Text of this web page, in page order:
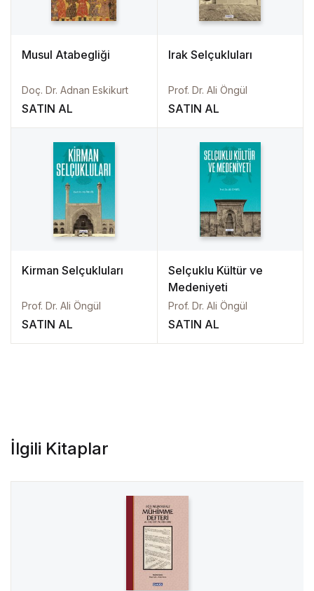
Musul Atabegliği
Doç. Dr. Adnan Eskikurt
SATIN AL
Irak Selçukluları
Prof. Dr. Ali Öngül
SATIN AL
Kirman Selçukluları
Prof. Dr. Ali Öngül
SATIN AL
Selçuklu Kültür ve
Medeniyeti
Prof. Dr. Ali Öngül
SATIN AL
İlgili Kitaplar